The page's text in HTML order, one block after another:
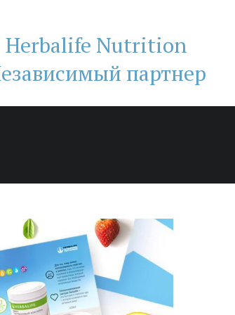
Herbalife Nutrition
партнер